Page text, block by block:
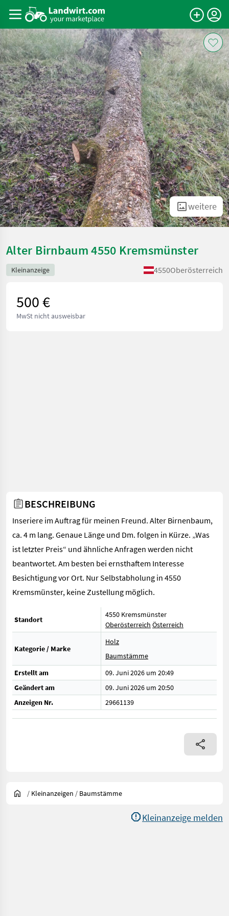
weitere
Alter Birnbaum 4550 Kremsmünster
Kleinanzeige 4550Oberösterreich
500 €
MwSt nicht ausweisbar
BESCHREIBUNG
Inseriere im Auftrag für meinen Freund. Alter Birnenbaum,
ca. 4 m lang. Genaue Länge und Dm. folgen in Kürze. „Was
ist letzter Preis“ und ähnliche Anfragen werden nicht
beantwortet. Am besten bei ernsthaftem Interesse
Besichtigung vor Ort. Nur Selbstabholung in 4550
Kremsmünster, keine Zustellung möglich.
Standort
4550 Kremsmünster
Oberösterreich Österreich
Kategorie / Marke
Holz
Baumstämme
Erstellt am
09. Juni 2026 um 20:49
Geändert am
09. Juni 2026 um 20:50
Anzeigen Nr.
29661139
/ Kleinanzeigen / Baumstämme
Kleinanzeige melden